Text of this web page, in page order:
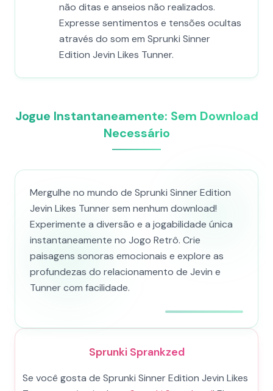
não ditas e anseios não realizados.
Expresse sentimentos e tensões ocultas
através do som em Sprunki Sinner
Edition Jevin Likes Tunner.
Jogue Instantaneamente: Sem Download
Necessário
Mergulhe no mundo de Sprunki Sinner Edition
Jevin Likes Tunner sem nenhum download!
Experimente a diversão e a jogabilidade única
instantaneamente no Jogo Retrô. Crie
paisagens sonoras emocionais e explore as
profundezas do relacionamento de Jevin e
Tunner com facilidade.
Sprunki Sprankzed
Se você gosta de Sprunki Sinner Edition Jevin Likes